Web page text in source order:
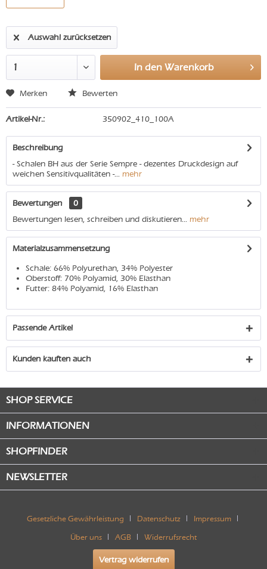
Auswahl zurücksetzen
In den Warenkorb
Merken Bewerten
Artikel-Nr.: 350902_410_100A
Beschreibung
- Schalen BH aus der Serie Sempre - dezentes Druckdesign auf
weichen Sensitivqualitäten -... mehr
Bewertungen
0
Bewertungen lesen, schreiben und diskutieren... mehr
Materialzusammensetzung
Schale: 66% Polyurethan, 34% Polyester
Oberstoff: 70% Polyamid, 30% Elasthan
Futter: 84% Polyamid, 16% Elasthan
Passende Artikel
Kunden kauften auch
SHOP SERVICE
INFORMATIONEN
SHOPFINDER
NEWSLETTER
Gesetzliche Gewährleistung Datenschutz Impressum
Über uns AGB Widerrufsrecht
Vertrag widerrufen